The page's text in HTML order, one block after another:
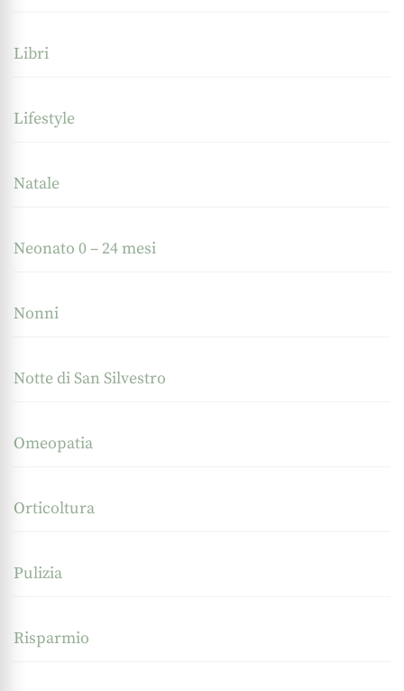
Libri
Lifestyle
Natale
Neonato 0 – 24 mesi
Nonni
Notte di San Silvestro
Omeopatia
Orticoltura
Pulizia
Risparmio